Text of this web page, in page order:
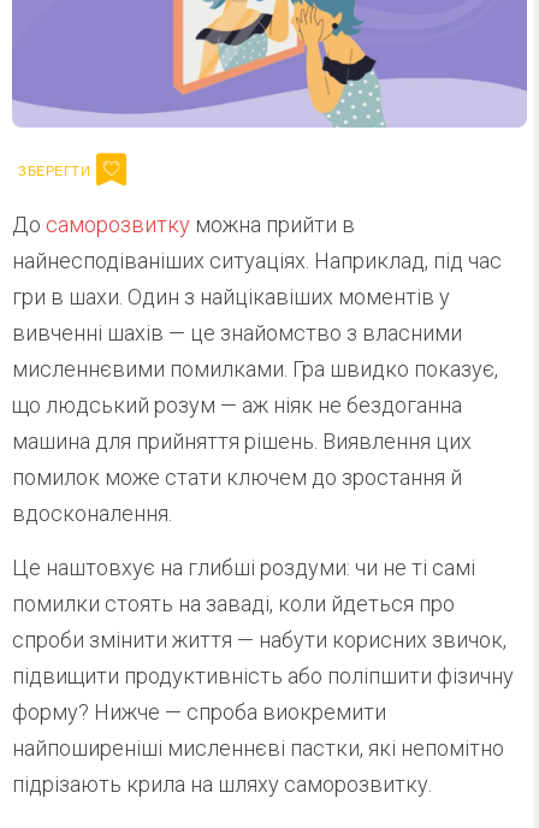
До саморозвитку можна прийти в
найнесподіваніших ситуаціях. Наприклад, під час
гри в шахи. Один з найцікавіших моментів у
вивченні шахів — це знайомство з власними
мисленнєвими помилками. Гра швидко показує,
що людський розум — аж ніяк не бездоганна
машина для прийняття рішень. Виявлення цих
помилок може стати ключем до зростання й
вдосконалення.
Це наштовхує на глибші роздуми: чи не ті самі
помилки стоять на заваді, коли йдеться про
спроби змінити життя — набути корисних звичок,
підвищити продуктивність або поліпшити фізичну
форму? Нижче — спроба виокремити
найпоширеніші мисленнєві пастки, які непомітно
підрізають крила на шляху саморозвитку.